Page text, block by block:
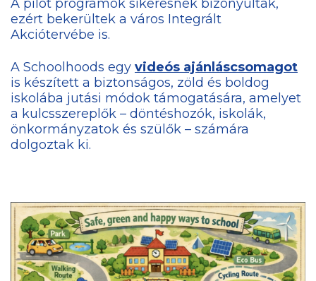
A pilot programok sikeresnek bizonyultak,
ezért bekerültek a város Integrált
Akciótervébe is.
A Schoolhoods egy videós ajánláscsomagot
is készített a biztonságos, zöld és boldog
iskolába jutási módok támogatására, amelyet
a kulcsszereplők – döntéshozók, iskolák,
önkormányzatok és szülők – számára
dolgoztak ki.